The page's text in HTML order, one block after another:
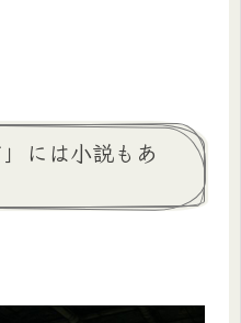
」には小説もあ